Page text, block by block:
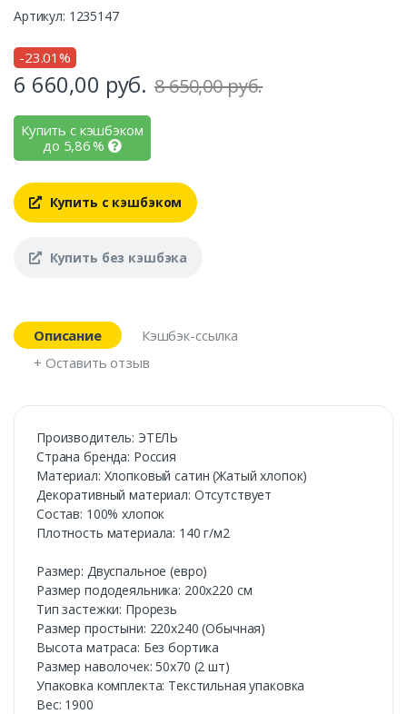
Артикул: 1235147
-23.01%
6 660,00 руб. 8 650,00 руб.
Купить с кэшбэком
до 5,86%
Купить с кэшбэком
Купить без кэшбэка
Описание
Кэшбэк-ссылка
+ Оставить отзыв
Производитель: ЭТЕЛЬ
Cтрана бренда: Россия
Материал: Хлопковый сатин (Жатый хлопок)
Декоративный материал: Отсутствует
Состав: 100% хлопок
Плотность материала: 140 г/м2
Размер: Двуспальное (евро)
Размер пододеяльника: 200х220 см
Тип застежки: Прорезь
Размер простыни: 220х240 (Обычная)
Высота матраса: Без бортика
Размер наволочек: 50х70 (2 шт)
Упаковка комплекта: Текстильная упаковка
Вес: 1900